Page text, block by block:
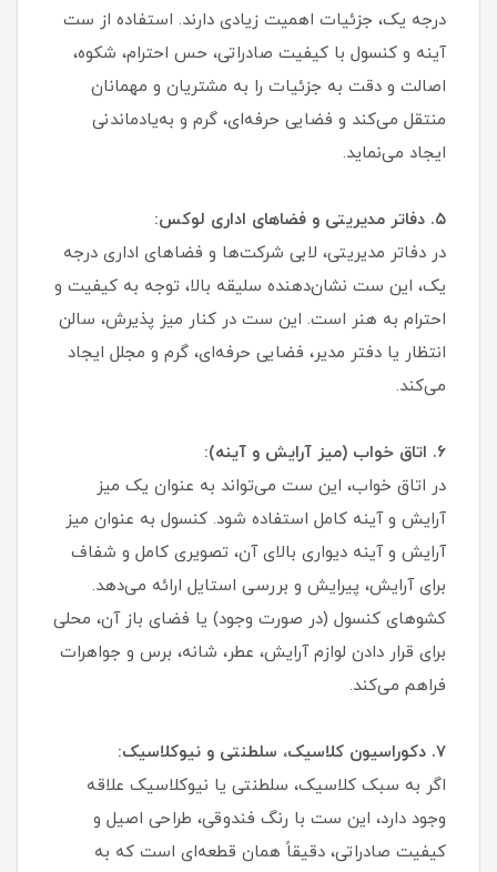
درجه یک، جزئیات اهمیت زیادی دارند. استفاده از ست
آینه و کنسول با کیفیت صادراتی، حس احترام، شکوه،
اصالت و دقت به جزئیات را به مشتریان و مهمانان
منتقل می‌کند و فضایی حرفه‌ای، گرم و به‌یادماندنی
ایجاد می‌نماید.
۵. دفاتر مدیریتی و فضاهای اداری لوکس:
در دفاتر مدیریتی، لابی شرکت‌ها و فضاهای اداری درجه
یک، این ست نشان‌دهنده سلیقه بالا، توجه به کیفیت و
احترام به هنر است. این ست در کنار میز پذیرش، سالن
انتظار یا دفتر مدیر، فضایی حرفه‌ای، گرم و مجلل ایجاد
می‌کند.
۶. اتاق خواب (میز آرایش و آینه):
در اتاق خواب، این ست می‌تواند به عنوان یک میز
آرایش و آینه کامل استفاده شود. کنسول به عنوان میز
آرایش و آینه دیواری بالای آن، تصویری کامل و شفاف
برای آرایش، پیرایش و بررسی استایل ارائه می‌دهد.
کشوهای کنسول (در صورت وجود) یا فضای باز آن، محلی
برای قرار دادن لوازم آرایش، عطر، شانه، برس و جواهرات
فراهم می‌کند.
۷. دکوراسیون کلاسیک، سلطنتی و نیوکلاسیک:
اگر به سبک کلاسیک، سلطنتی یا نیوکلاسیک علاقه
وجود دارد، این ست با رنگ فندوقی، طراحی اصیل و
کیفیت صادراتی، دقیقاً همان قطعه‌ای است که به